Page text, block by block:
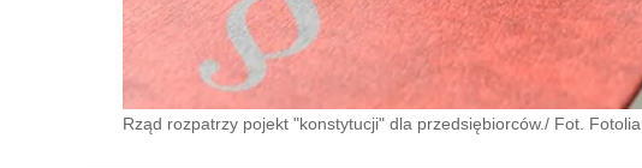
Rząd rozpatrzy pojekt "konstytucji" dla przedsiębiorców./ Fot. Fotolia